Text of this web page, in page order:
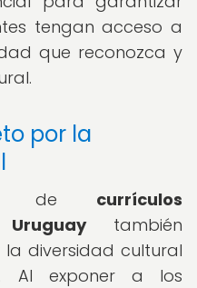
tengan acceso a
que reconozca y
por la
de currículos
también
diversidad cultural
Al exponer a los